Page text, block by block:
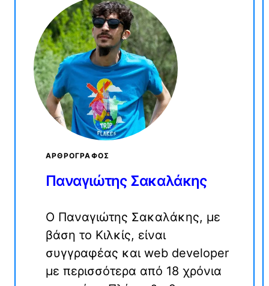
ΑΡΘΡΟΓΡΆΦΟΣ
Παναγιώτης Σακαλάκης
Ο Παναγιώτης Σακαλάκης, με
βάση το Κιλκίς, είναι
συγγραφέας και web developer
με περισσότερα από 18 χρόνια